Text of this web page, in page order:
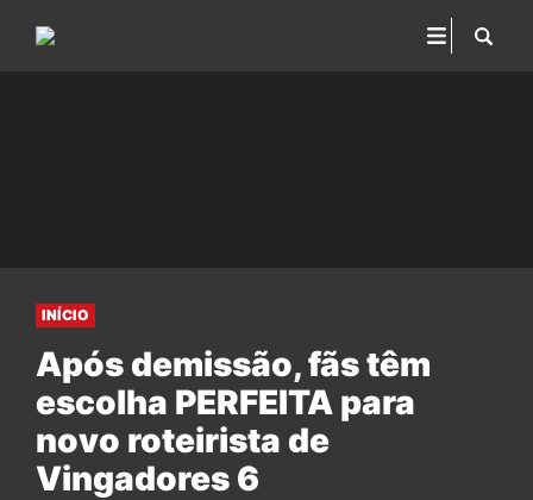
INÍCIO
Após demissão, fãs têm
escolha PERFEITA para
novo roteirista de
Vingadores 6